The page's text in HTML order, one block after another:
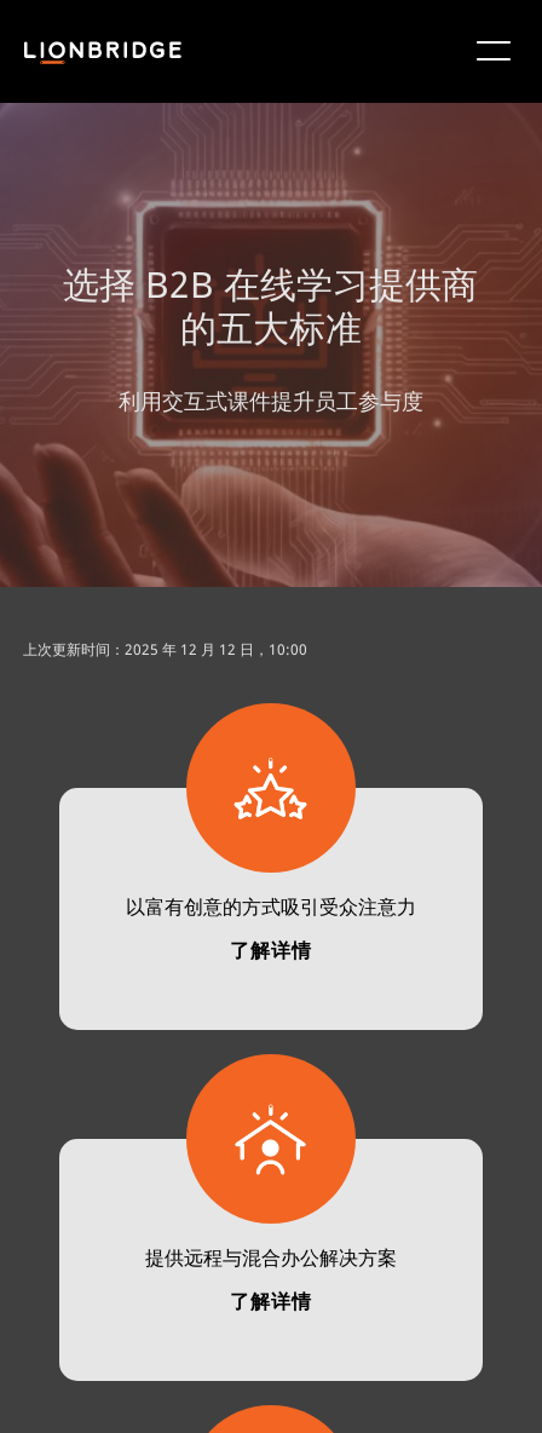
选择 B2B 在线学习提供商
的五大标准
利用交互式课件提升员工参与度
上次更新时间：2025 年 12 月 12 日，10:00
了解详情
以富有创意的方式吸引受众注意力
了解详情
提供远程与混合办公解决方案